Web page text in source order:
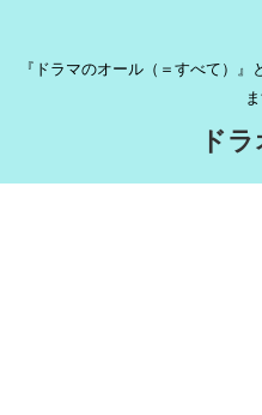
『ドラマのオール（＝すべて）
ド